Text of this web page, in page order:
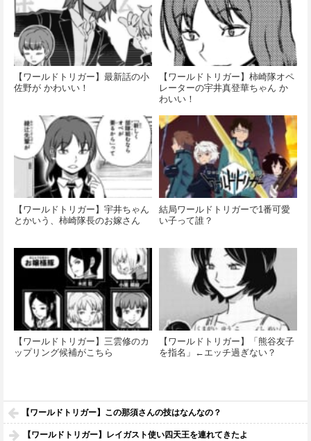
【ワールドトリガー】最新話の小
佐野が かわいい！
【ワールドトリガー】柿崎隊オペ
レーターの宇井真登華ちゃん か
わいい！
【ワールドトリガー】宇井ちゃん
とかいう、柿崎隊長のお嫁さん
結局ワールドトリガーで1番可愛
い子って誰？
【ワールドトリガー】三雲修のカ
ップリング候補がこちら
【ワールドトリガー】「熊谷友子
を指名」←エッチ過ぎない？
【ワールドトリガー】この那須さんの技はなんなの？
【ワールドトリガー】レイガスト使い四天王を連れてきたよ